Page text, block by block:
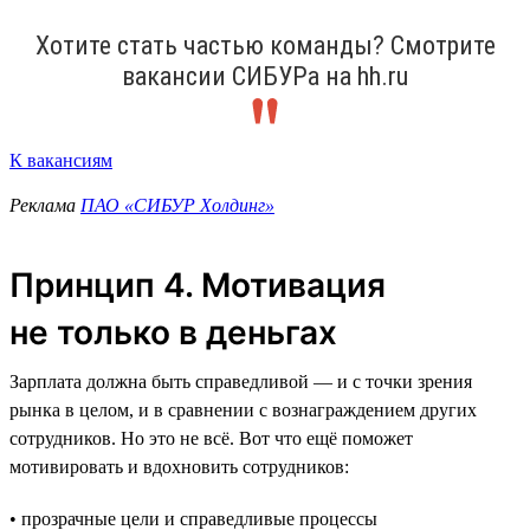
Хотите стать частью команды? Смотрите
вакансии СИБУРа на hh.ru
К вакансиям
Реклама ПАО «СИБУР Холдинг»
Принцип 4. Мотивация
не только в деньгах
Зарплата должна быть справедливой — и с точки зрения
рынка в целом, и в сравнении с вознаграждением других
сотрудников. Но это не всё. Вот что ещё поможет
мотивировать и вдохновить сотрудников:
• прозрачные цели и справедливые процессы